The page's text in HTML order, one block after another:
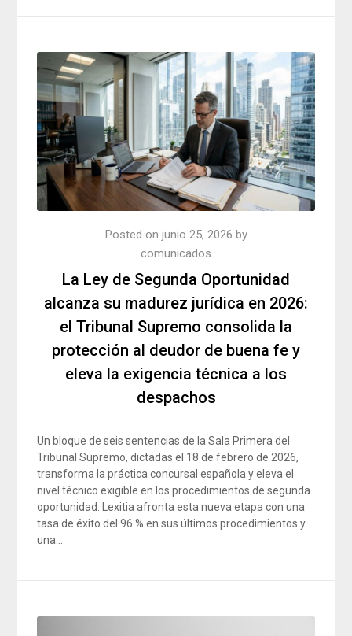
La Ley de Segunda Oportunidad
alcanza su madurez jurídica en 2026:
el Tribunal Supremo consolida la
protección al deudor de buena fe y
eleva la exigencia técnica a los
despachos
Posted on junio 25, 2026 by
comunicados
Un bloque de seis sentencias de la Sala Primera del
Tribunal Supremo, dictadas el 18 de febrero de 2026,
transforma la práctica concursal española y eleva el
nivel técnico exigible en los procedimientos de segunda
oportunidad. Lexitia afronta esta nueva etapa con una
tasa de éxito del 96 % en sus últimos procedimientos y
una…